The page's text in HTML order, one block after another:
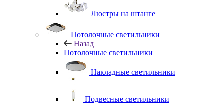
Люстры на штанге
Потолочные светильники
Назад
Потолочные светильники
Накладные светильники
Подвесные светильники